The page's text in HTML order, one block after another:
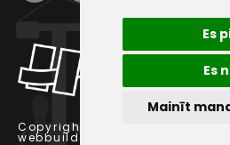
Es
Es
Mainīt
Copyright © 2025 Hards SIA.
webbuilding.lv